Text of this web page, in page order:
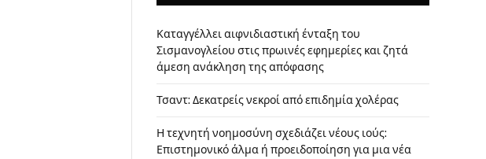
Καταγγέλλει αιφνιδιαστική ένταξη του
Σισμανογλείου στις πρωινές εφημερίες και ζητά
άμεση ανάκληση της απόφασης
Τσαντ: Δεκατρείς νεκροί από επιδημία χολέρας
Η τεχνητή νοημοσύνη σχεδιάζει νέους ιούς:
Επιστημονικό άλμα ή προειδοποίηση για μια νέα